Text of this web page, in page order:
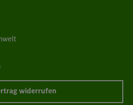
widerrufen